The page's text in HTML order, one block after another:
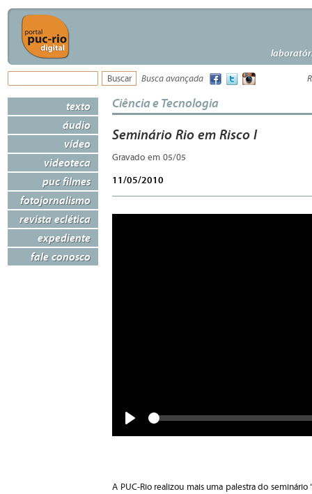
Busca avançada
texto
áudio
vídeo
videoteca
puc filmes
fotojornalismo
revista eclética
expediente
fale conosco
Ciência e Tecnologia
Seminário Rio em Risco I
Gravado em 05/05
11/05/2010
Seek
A PUC-Rio realizou mais uma palestra do